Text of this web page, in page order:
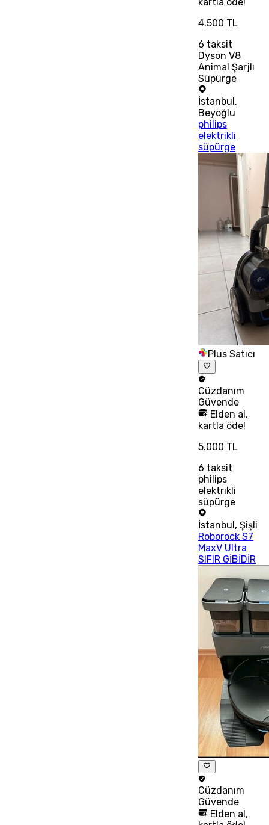
4.500 TL
6 taksit
Dyson V8
Animal Şarjlı
Süpürge
İstanbul ,
Beyoğlu
philips
elektrikli
süpürge
Plus Satıcı
Cüzdanım
Güvende
Elden al,
kartla öde!
5.000 TL
6 taksit
philips
elektrikli
süpürge
İstanbul,Şişli
Roborock S7
MaxV Ultra
SIFIR GİBİDİR
Cüzdanım
Güvende
Elden al,